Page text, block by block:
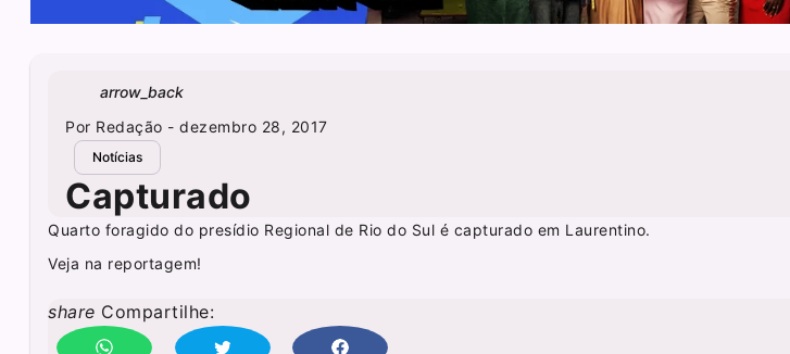
arrow_back
Por Redação - dezembro 28, 2017
Notícias
Capturado
Quarto foragido do presídio Regional de Rio do Sul é capturado em Laurentino.
Veja na reportagem!
share Compartilhe: